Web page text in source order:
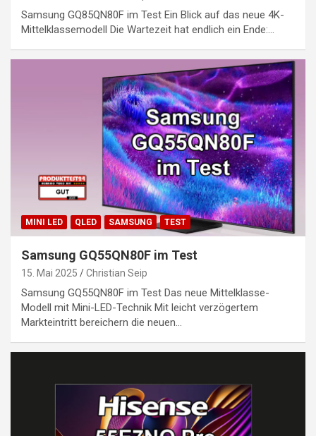
Samsung GQ85QN80F im Test Ein Blick auf das neue 4K-
Mittelklassemodell Die Wartezeit hat endlich ein Ende:…
MINI LED QLED SAMSUNG TEST
Samsung GQ55QN80F im Test
15. Mai 2025 Christian Seip
Samsung GQ55QN80F im Test Das neue Mittelklasse-
Modell mit Mini-LED-Technik Mit leicht verzögertem
Markteintritt bereichern die neuen…